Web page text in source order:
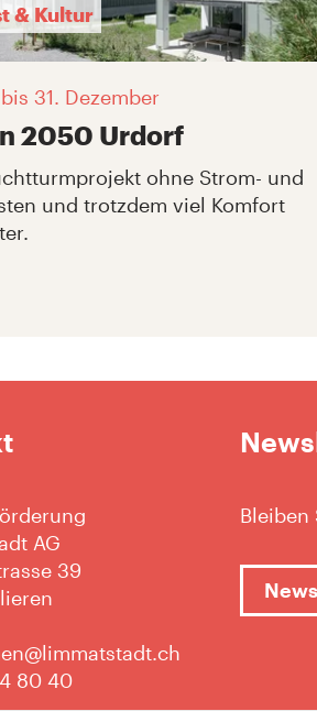
& Kultur
bis 31. Dezember
2050 Urdorf
ohne Strom- und
und trotzdem viel Komfort
AG
39
80 40
Bleiben